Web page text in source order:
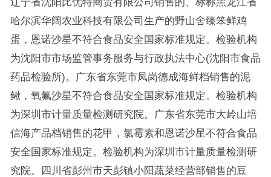
哈尔滨华阔农业科技有限公司生产的野山舍臻笨鲜鸡
蛋，恩诺沙星不符合食品安全国家标准规定。检验机构
为沈阳市市场监管事务服务与行政执法中心(沈阳市食品
药品检验所)。广东省东莞市凤岗德成海鲜档销售的泥
鳅，氧氟沙星不符合食品安全国家标准规定。检验机构
为深圳市计量质量检测研究院。广东省东莞市大岭山培
信海产品档销售的花甲，氯霉素和恩诺沙星不符合食品
安全国家标准规定。检验机构为深圳市计量质量检测研
究院。四川省彭州市天彭镇小阳蔬菜经营部销售的豆